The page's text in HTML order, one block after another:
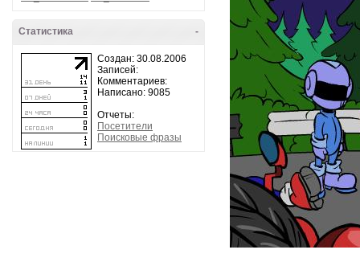
-
Статистика
Создан: 30.08.2006
Записей:
Комментариев:
Написано: 9085
Отчеты:
Посетители
Поисковые фразы